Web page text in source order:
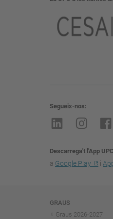
Segueix-nos
Descarrega't l'App UPC
a Google Play i
GRAUS
Graus 2026-2027